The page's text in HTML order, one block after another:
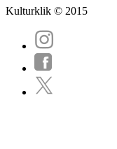
Kulturklik © 2015